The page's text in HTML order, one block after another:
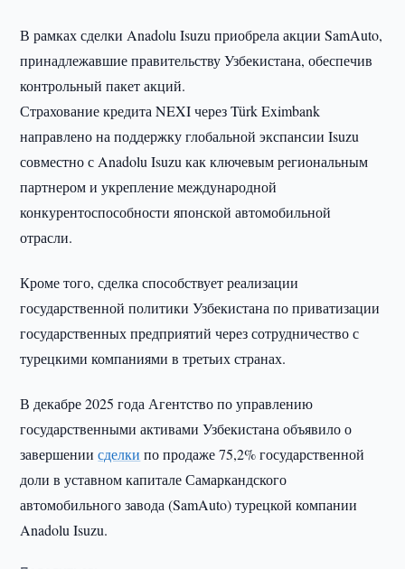
В рамках сделки Anadolu Isuzu приобрела акции SamAuto,
принадлежавшие правительству Узбекистана, обеспечив
контрольный пакет акций.
Страхование кредита NEXI через Türk Eximbank
направлено на поддержку глобальной экспансии Isuzu
совместно с Anadolu Isuzu как ключевым региональным
партнером и укрепление международной
конкурентоспособности японской автомобильной
отрасли.
Кроме того, сделка способствует реализации
государственной политики Узбекистана по приватизации
государственных предприятий через сотрудничество с
турецкими компаниями в третьих странах.
В декабре 2025 года Агентство по управлению
государственными активами Узбекистана объявило о
завершениисделки по продаже 75,2% государственной
доли в уставном капитале Самаркандского
автомобильного завода (SamAuto) турецкой компании
Anadolu Isuzu.